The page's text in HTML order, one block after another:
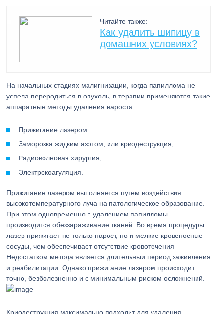
Читайте также:
Как удалить шипицу в
домашних условиях?
На начальных стадиях малигнизации, когда папиллома не
успела переродиться в опухоль, в терапии применяются такие
аппаратные методы удаления нароста:
Прижигание лазером;
Заморозка жидким азотом, или криодеструкция;
Радиоволновая хирургия;
Электрокоагуляция.
Прижигание лазером выполняется путем воздействия
высокотемпературного луча на патологическое образование.
При этом одновременно с удалением папилломы
производится обеззараживание тканей. Во время процедуры
лазер прижигает не только нарост, но и мелкие кровеносные
сосуды, чем обеспечивает отсутствие кровотечения.
Недостатком метода является длительный период заживления
и реабилитации. Однако прижигание лазером происходит
точно, безболезненно и с минимальным риском осложнений.
Криодеструкция максимально подходит для удаления